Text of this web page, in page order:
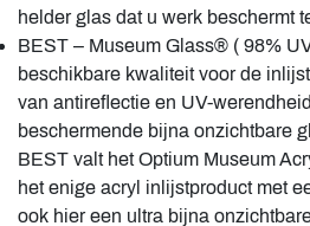
helder glas dat u werk beschermt
BEST – Museum Glass® ( 98%
beschikbare kwaliteit voor de
van antireflectie en UV-
beschermende bijna onzichtbare
BEST valt het Optium Museum
het enige acryl inlijstproduct met
ook hier een ultra bijna